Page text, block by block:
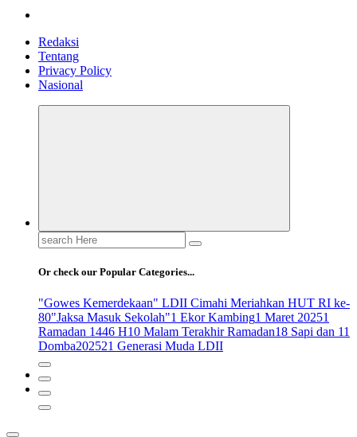
Redaksi
Tentang
Privacy Policy
Nasional
Search
for:
Or check our Popular Categories...
"Gowes Kemerdekaan" LDII Cimahi Meriahkan HUT RI ke-
80"Jaksa Masuk Sekolah"1 Ekor Kambing1 Maret 20251
Ramadan 1446 H10 Malam Terakhir Ramadan18 Sapi dan 11
Domba202521 Generasi Muda LDII